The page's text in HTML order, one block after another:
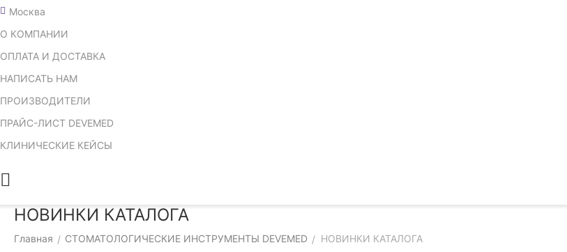
Москва
О КОМПАНИИ
ОПЛАТА И ДОСТАВКА
НАПИСАТЬ НАМ
ПРОИЗВОДИТЕЛИ
ПРАЙС-ЛИСТ DEVEMED
КЛИНИЧЕСКИЕ КЕЙСЫ
НОВИНКИ КАТАЛОГА
Главная / СТОМАТОЛОГИЧЕСКИЕ ИНСТРУМЕНТЫ DEVEMED / НОВИНКИ КАТАЛОГА